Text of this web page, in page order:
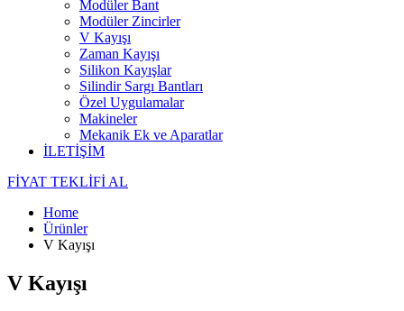
Modüler Bant
Modüler Zincirler
V Kayışı
Zaman Kayışı
Silikon Kayışlar
Silindir Sargı Bantları
Özel Uygulamalar
Makineler
Mekanik Ek ve Aparatlar
İLETİŞİM
FİYAT TEKLİFİ AL
Home
Ürünler
V Kayışı
V Kayışı